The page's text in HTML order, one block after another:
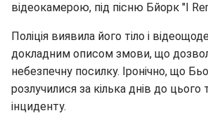
відеокамерою, під пісню Бйорк "I
Поліція виявила його тіло і
докладним описом змови, що
небезпечну посилку. Іронічно, що
розлучилися за кілька днів до цього
інциденту.